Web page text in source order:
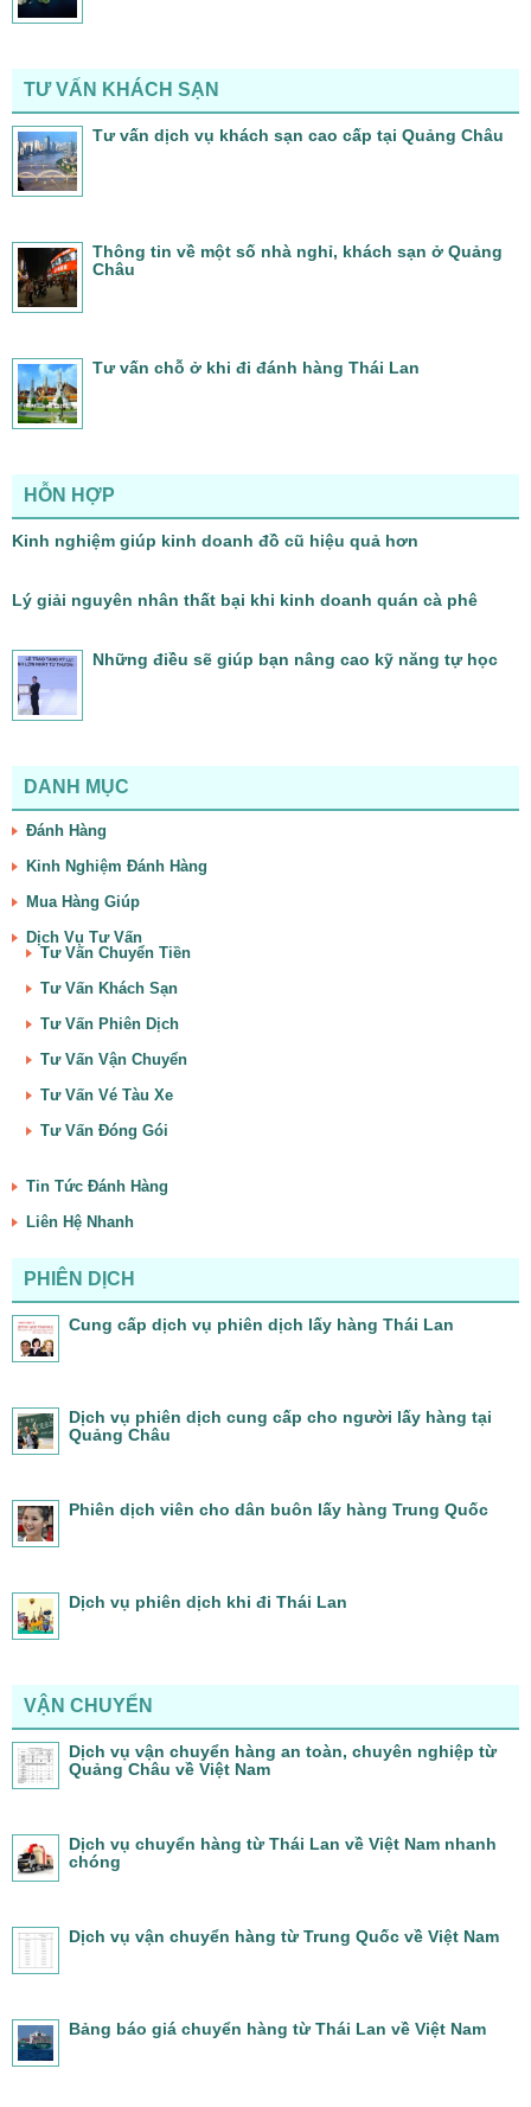
TƯ VẤN KHÁCH SẠN
Tư vấn dịch vụ khách sạn cao cấp tại Quảng Châu
Thông tin về một số nhà nghỉ, khách sạn ở Quảng
Châu
Tư vấn chỗ ở khi đi đánh hàng Thái Lan
HỖN HỢP
Kinh nghiệm giúp kinh doanh đồ cũ hiệu quả hơn
Lý giải nguyên nhân thất bại khi kinh doanh quán cà phê
Những điều sẽ giúp bạn nâng cao kỹ năng tự học
DANH MỤC
Đánh Hàng
Kinh Nghiệm Đánh Hàng
Mua Hàng Giúp
Dịch Vụ Tư Vấn
Tư Vấn Chuyển Tiền
Tư Vấn Khách Sạn
Tư Vấn Phiên Dịch
Tư Vấn Vận Chuyển
Tư Vấn Vé Tàu Xe
Tư Vấn Đóng Gói
Tin Tức Đánh Hàng
Liên Hệ Nhanh
PHIÊN DỊCH
Cung cấp dịch vụ phiên dịch lấy hàng Thái Lan
Dịch vụ phiên dịch cung cấp cho người lấy hàng tại
Quảng Châu
Phiên dịch viên cho dân buôn lấy hàng Trung Quốc
Dịch vụ phiên dịch khi đi Thái Lan
VẬN CHUYỂN
Dịch vụ vận chuyển hàng an toàn, chuyên nghiệp từ
Quảng Châu về Việt Nam
Dịch vụ chuyển hàng từ Thái Lan về Việt Nam nhanh
chóng
Dịch vụ vận chuyển hàng từ Trung Quốc về Việt Nam
Bảng báo giá chuyển hàng từ Thái Lan về Việt Nam